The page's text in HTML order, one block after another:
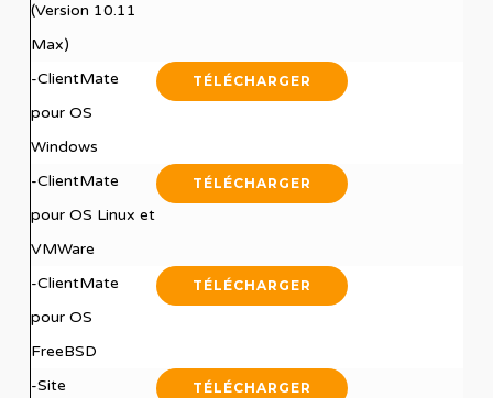
(Version 10.11
Max)
-ClientMate
pour OS
Windows
TÉLÉCHARGER
-ClientMate
pour OS Linux et
VMWare
TÉLÉCHARGER
-ClientMate
pour OS
FreeBSD
TÉLÉCHARGER
-Site
TÉLÉCHARGER